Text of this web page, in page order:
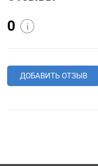
0 i
ДОБАВИТЬ ОТЗЫВ